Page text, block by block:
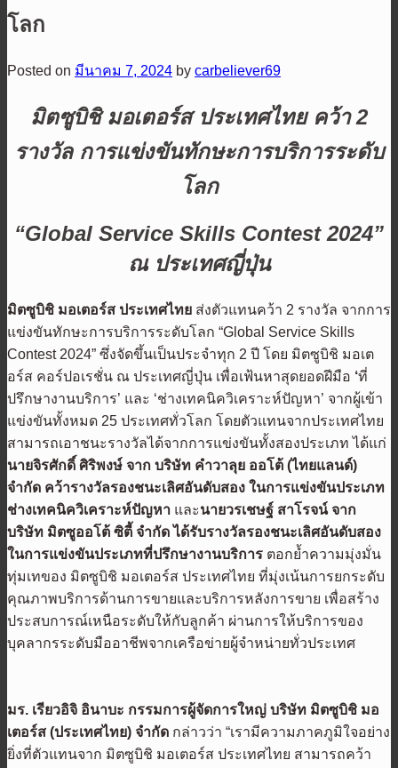
โลก
Posted on มีนาคม 7, 2024 by carbeliever69
มิตซูบิชิ มอเตอร์ส ประเทศไทย คว้า2
รางวัล การแข่งขันทักษะการบริการระดับ
โลก
“Global Service Skills Contest 2024”
ณ ประเทศญี่ปุ่น
มิตซูบิชิ มอเตอร์ส ประเทศไทย ส่งตัวแทนคว้า 2 รางวัล จากการ
แข่งขันทักษะการบริการระดับโลก “Global Service Skills
Contest 2024” ซึ่งจัดขึ้นเป็นประจำทุก 2 ปี โดย มิตซูบิชิ มอเต
อร์ส คอร์ปอเรชั่น ณ ประเทศญี่ปุ่น เพื่อเฟ้นหาสุดยอดฝีมือ ‘ที่
ปรึกษางานบริการ’ และ ‘ช่างเทคนิควิเคราะห์ปัญหา’ จากผู้เข้า
แข่งขันทั้งหมด 25 ประเทศทั่วโลก โดยตัวแทนจากประเทศไทย
สามารถเอาชนะรางวัลได้จากการแข่งขันทั้งสองประเภท ได้แก่
นายจิรศักดิ์ ศิริพงษ์ จาก บริษัท คำวาลุย ออโต้ (ไทยแลนด์)
จำกัด คว้ารางวัลรองชนะเลิศอันดับสอง ในการแข่งขันประเภท
ช่างเทคนิควิเคราะห์ปัญหา และนายวรเชษฐ์ สาโรจน์ จาก
บริษัท มิตซูออโต้ ซิตี้ จำกัด ได้รับรางวัลรองชนะเลิศอันดับสอง
ในการแข่งขันประเภทที่ปรึกษางานบริการ ตอกย้ำความมุ่งมั่น
ทุ่มเทของ มิตซูบิชิ มอเตอร์ส ประเทศไทย ที่มุ่งเน้นการยกระดับ
คุณภาพบริการด้านการขายและบริการหลังการขาย เพื่อสร้าง
ประสบการณ์เหนือระดับให้กับลูกค้า ผ่านการให้บริการของ
บุคลากรระดับมืออาชีพจากเครือข่ายผู้จำหน่ายทั่วประเทศ
มร. เรียวอิจิ อินาบะ กรรมการผู้จัดการใหญ่ บริษัท มิตซูบิชิ มอ
เตอร์ส (ประเทศไทย) จำกัด กล่าวว่า “เรามีความภาคภูมิใจอย่าง
ยิ่งที่ตัวแทนจาก มิตซูบิชิ มอเตอร์ส ประเทศไทย สามารถคว้า